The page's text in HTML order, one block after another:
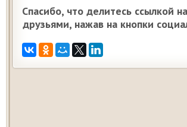
Спасибо, что делитесь ссылкой
друзьями, нажав на кнопки